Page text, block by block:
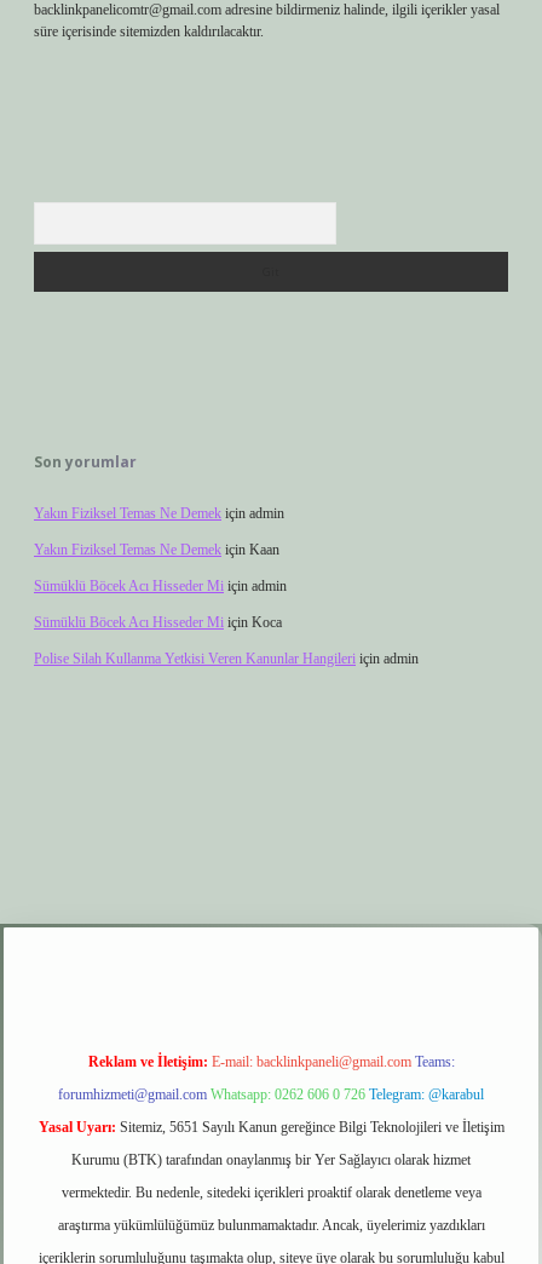
backlinkpanelicomtr@gmail.com adresine bildirmeniz halinde, ilgili içerikler yasal
süre içerisinde sitemizden kaldırılacaktır.
Son yorumlar
Yakın Fiziksel Temas Ne Demek için admin
Yakın Fiziksel Temas Ne Demek için Kaan
Sümüklü Böcek Acı Hisseder Mi için admin
Sümüklü Böcek Acı Hisseder Mi için Koca
Polise Silah Kullanma Yetkisi Veren Kanunlar Hangileri için admin
elexbet giriş
Reklam ve İletişim: E-mail: backlinkpaneli@gmail.com Teams:
forumhizmeti@gmail.com Whatsapp: 0262 606 0 726 Telegram: @karabul
Yasal Uyarı: Sitemiz, 5651 Sayılı Kanun gereğince Bilgi Teknolojileri ve İletişim
Kurumu (BTK) tarafından onaylanmış bir Yer Sağlayıcı olarak hizmet
vermektedir. Bu nedenle, sitedeki içerikleri proaktif olarak denetleme veya
araştırma yükümlülüğümüz bulunmamaktadır. Ancak, üyelerimiz yazdıkları
içeriklerin sorumluluğunu taşımakta olup, siteye üye olarak bu sorumluluğu kabul